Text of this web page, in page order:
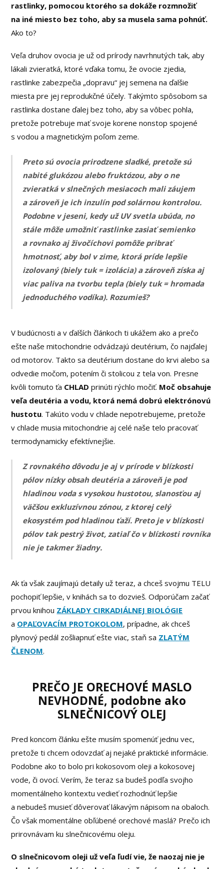
rastlinky, pomocou ktorého sa dokáže rozmnožiť
na iné miesto bez toho, aby sa musela sama pohnúť.
Ako to?
Veľa druhov ovocia je už od prírody navrhnutých tak, aby
lákali zvieratká, ktoré vďaka tomu, že ovocie zjedia,
rastlinke zabezpečia „dopravu“ jej semena na ďalšie
miesta pre jej reprodukčné účely. Takýmto spôsobom sa
rastlinka dostane ďalej bez toho, aby sa vôbec pohla,
pretože potrebuje mať svoje korene nonstop spojené
s vodou a magnetickým poľom zeme.
Preto sú ovocia prirodzene sladké, pretože sú
nabité glukózou alebo fruktózou, aby o ne
zvieratká v slnečných mesiacoch mali záujem
a zároveň je ich inzulín pod solárnou kontrolou.
Podobne v jeseni, kedy už UV svetla ubúda, no
stále môže umožniť rastlinke zasiať semienko
a rovnako aj živočíchovi pomôže pribrať
hmotnosť, aby bol v zime, ktorá príde lepšie
izolovaný (biely tuk = izolácia) a zároveň získa aj
viac paliva na tvorbu tepla (biely tuk = hromada
jednoduchého vodíka). Rozumieš?
V budúcnosti a v ďalších článkoch ti ukážem ako a prečo
ešte naše mitochondrie odvádzajú deutérium, čo najďalej
od motorov. Takto sa deutérium dostane do krvi alebo sa
odvedie močom, potením či stolicou z tela von. Presne
kvôli tomuto ťa CHLAD prinúti rýchlo močiť. Moč obsahuje
veľa deutéria a vodu, ktorá nemá dobrú elektrónovú
hustotu. Takúto vodu v chlade nepotrebujeme, pretože
v chlade musia mitochondrie aj celé naše telo pracovať
termodynamicky efektívnejšie.
Z rovnakého dôvodu je aj v prírode v blízkosti
pólov nízky obsah deutéria a zároveň je pod
hladinou voda s vysokou hustotou, slanosťou aj
väčšou exkluzívnou zónou, z ktorej celý
ekosystém pod hladinou ťaží. Preto je v blízkosti
pólov tak pestrý život, zatiaľ čo v blízkosti rovníka
nie je takmer žiadny.
Ak ťa však zaujímajú detaily už teraz, a chceš svojmu TELU
pochopiť lepšie, v knihách sa to dozvieš. Odporúčam začať
prvou knihou ZÁKLADY CIRKADIÁLNEJ BIOLÓGIE
a OPAĽOVACÍM PROTOKOLOM, prípadne, ak chceš
plynový pedál zošliapnuť ešte viac, staň sa ZLATÝM
ČLENOM.
PREČO JE ORECHOVÉ MASLO
NEVHODNÉ, podobne ako
SLNEČNICOVÝ OLEJ
Pred koncom článku ešte musím spomenúť jednu vec,
pretože ti chcem odovzdať aj nejaké praktické informácie.
Podobne ako to bolo pri kokosovom oleji a kokosovej
vode, či ovocí. Verím, že teraz sa budeš podľa svojho
momentálneho kontextu vedieť rozhodnúť lepšie
a nebudeš musieť dôverovať lákavým nápisom na obaloch.
Čo však momentálne obľúbené orechové maslá? Prečo ich
prirovnávam ku slnečnicovému oleju.
O slnečnicovom oleji už veľa ľudí vie, že naozaj nie je